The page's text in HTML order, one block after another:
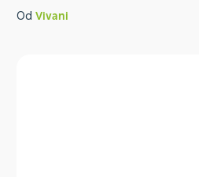
Od Vivani